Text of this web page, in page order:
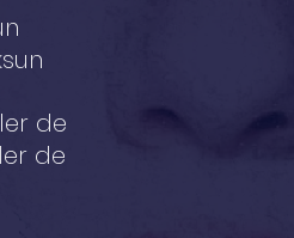
de
de